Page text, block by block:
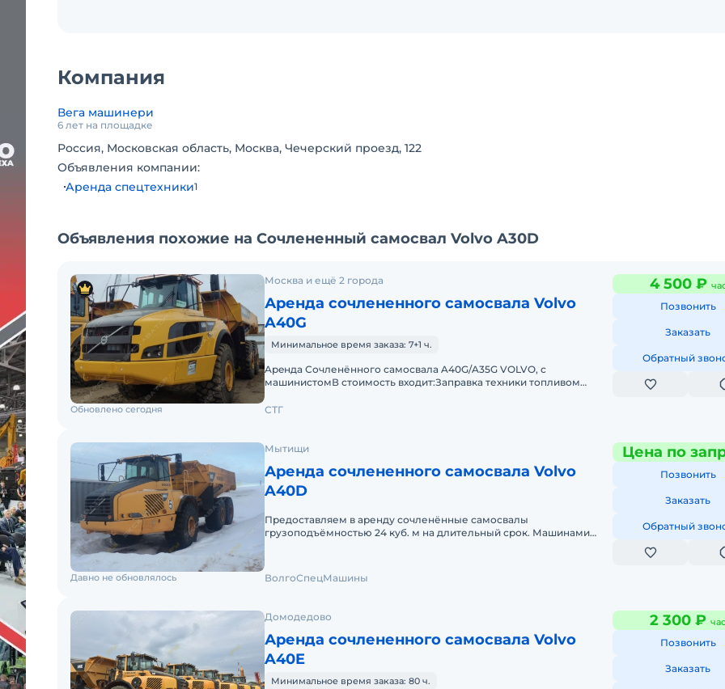
Компания
Вега машинери
6 лет на площадке
Россия, Московская область, Москва, Чечерский проезд, 122
Объявления компании:
Аренда спецтехники1
Объявления похожие на Сочлененный самосвал Volvo A30D
Москва и ещё 2 города
Аренда сочлененного самосвала Volvo
A40G
Минимальное время заказа: 7+1 ч.
Apeнда Сочленённого самосвала A40G/A35G VOLVO, с
машинистомВ стоимость входит:Заправка техники топливом
4 500 ₽
Позвонить
Заказать
Обратный
Обновлено сегодня СТГ
Мытищи
Аренда сочлененного самосвала Volvo
A40D
Предоставляем в аренду сочленённые самосвалы
грузоподъёмностью 24 куб. м на длительный срок. Машинами
Цена по
Позвонить
Заказать
Обратный
Давно не обновлялось ВoлгоСпецМашины
Домодедово
Аренда сочлененного самосвала Volvo
A40E
Минимальное время заказа: 80 ч.
2 300 ₽ час
Позвонить
Заказать